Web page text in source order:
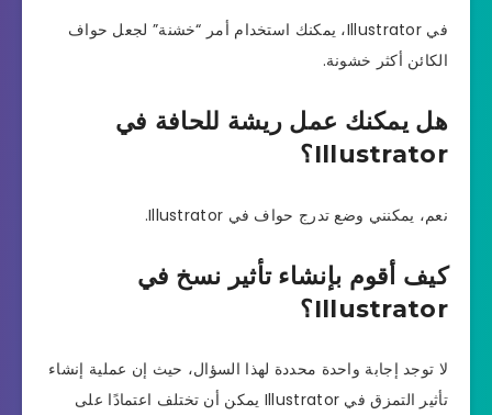
في Illustrator، يمكنك استخدام أمر “خشنة” لجعل حواف
الكائن أكثر خشونة.
هل يمكنك عمل ريشة للحافة في
Illustrator؟
نعم، يمكنني وضع تدرج حواف في Illustrator.
كيف أقوم بإنشاء تأثير نسخ في
Illustrator؟
لا توجد إجابة واحدة محددة لهذا السؤال، حيث إن عملية إنشاء
تأثير التمزق في Illustrator يمكن أن تختلف اعتمادًا على